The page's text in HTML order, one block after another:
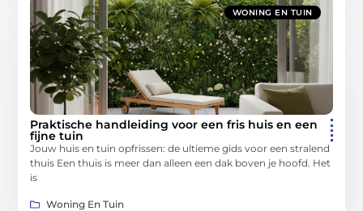
WONING EN TUIN
Praktische handleiding voor een fris huis en een
fijne tuin
Jouw huis en tuin opfrissen: de ultieme gids voor een stralend
thuis Een thuis is meer dan alleen een dak boven je hoofd. Het
is
Woning En Tuin